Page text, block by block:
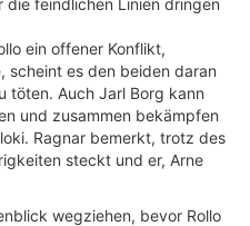
die feindlichen Linien dringen
ein offener Konflikt,
scheint es den beiden daran
töten. Auch Jarl Borg kann
und zusammen bekämpfen
Ragnar bemerkt, trotz des
steckt und er, Arne
wegziehen, bevor Rollo